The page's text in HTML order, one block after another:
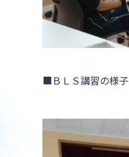
■ＢＬＳ講習の様子